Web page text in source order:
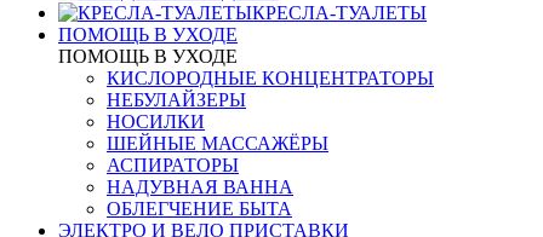
КРЕСЛА-ТУАЛЕТЫ
ПОМОЩЬ В УХОДЕ
ПОМОЩЬ В УХОДЕ
КИСЛОРОДНЫЕ КОНЦЕНТРАТОРЫ
НЕБУЛАЙЗЕРЫ
НОСИЛКИ
ШЕЙНЫЕ МАССАЖЁРЫ
АСПИРАТОРЫ
НАДУВНАЯ ВАННА
ОБЛЕГЧЕНИЕ БЫТА
ЭЛЕКТРО И ВЕЛО ПРИСТАВКИ